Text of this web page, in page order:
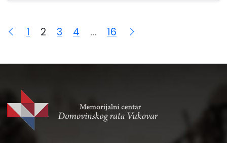
Navigacija
1 2 3 4 … 16